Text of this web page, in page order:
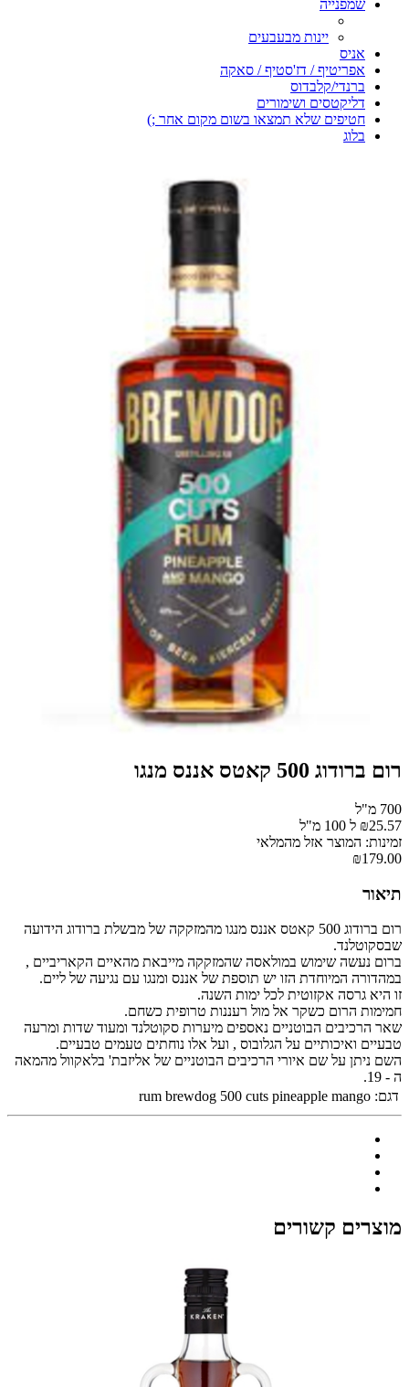
שמפנייה
יינות מבעבעים
אניס
אפריטיף / דז'סטיף / סאקה
ברנדי/קלבדוס
דליקטסים ושימורים
חטיפים שלא תמצאו בשום מקום אחר ;)
בלוג
רום ברודוג 500 קאטס אננס מנגו
700 מ"ל
₪25.57 ל 100 מ"ל
זמינות: המוצר אזל מהמלאי
₪179.00
תיאור
רום ברודוג 500 קאטס אננס מנגו מהמזקקה של מבשלת ברודוג הידועה
שבסקוטלנד.
ברום נעשה שימוש במולאסה שהמזקקה מייבאת מהאיים הקאריביים ,
במהדורה המיוחדת הזו יש תוספת של אננס ומנגו עם נגיעה של ליים.
זו היא גרסה אקזוטית לכל ימות השנה.
חמימות הרום כשקר אל מול רעננות טרופית כשחם.
שאר הרכיבים הבוטניים נאספים מיערות סקוטלנד ומעוד שדות ומרעה
טבעיים ואיכותיים על הגלובוס , ועל אלו נוחתים טעמים טבעיים.
השם ניתן על שם איורי הרכיבים הבוטניים של אליזבת' בלאקוול מהמאה
ה - 19.
דגם: rum brewdog 500 cuts pineapple mango
מוצרים קשורים